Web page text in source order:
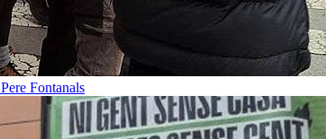
Pere Fontanals